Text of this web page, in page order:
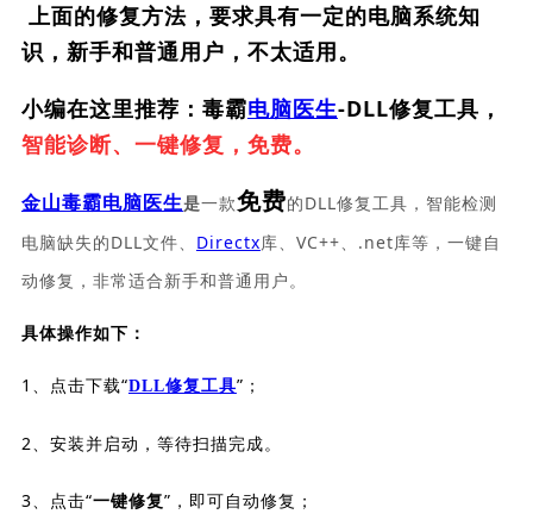
上面的修复方法，要求具有一定的电脑系统知
识，新手和普通用户，不太适用。
小编在这里推荐：毒霸电脑医生-DLL修复工具，
智能诊断、一键修复，免费。
金山毒霸电脑医生是一款免费的DLL修复工具，智能检测
电脑缺失的DLL文件、 Directx库、VC++、.net库等，一键自
动修复，非常适合新手和普通用户。
具体操作如下：
1、点击下载“DLL修复工具”；
2、安装并启动，等待扫描完成。
3、点击“一键修复”，即可自动修复；